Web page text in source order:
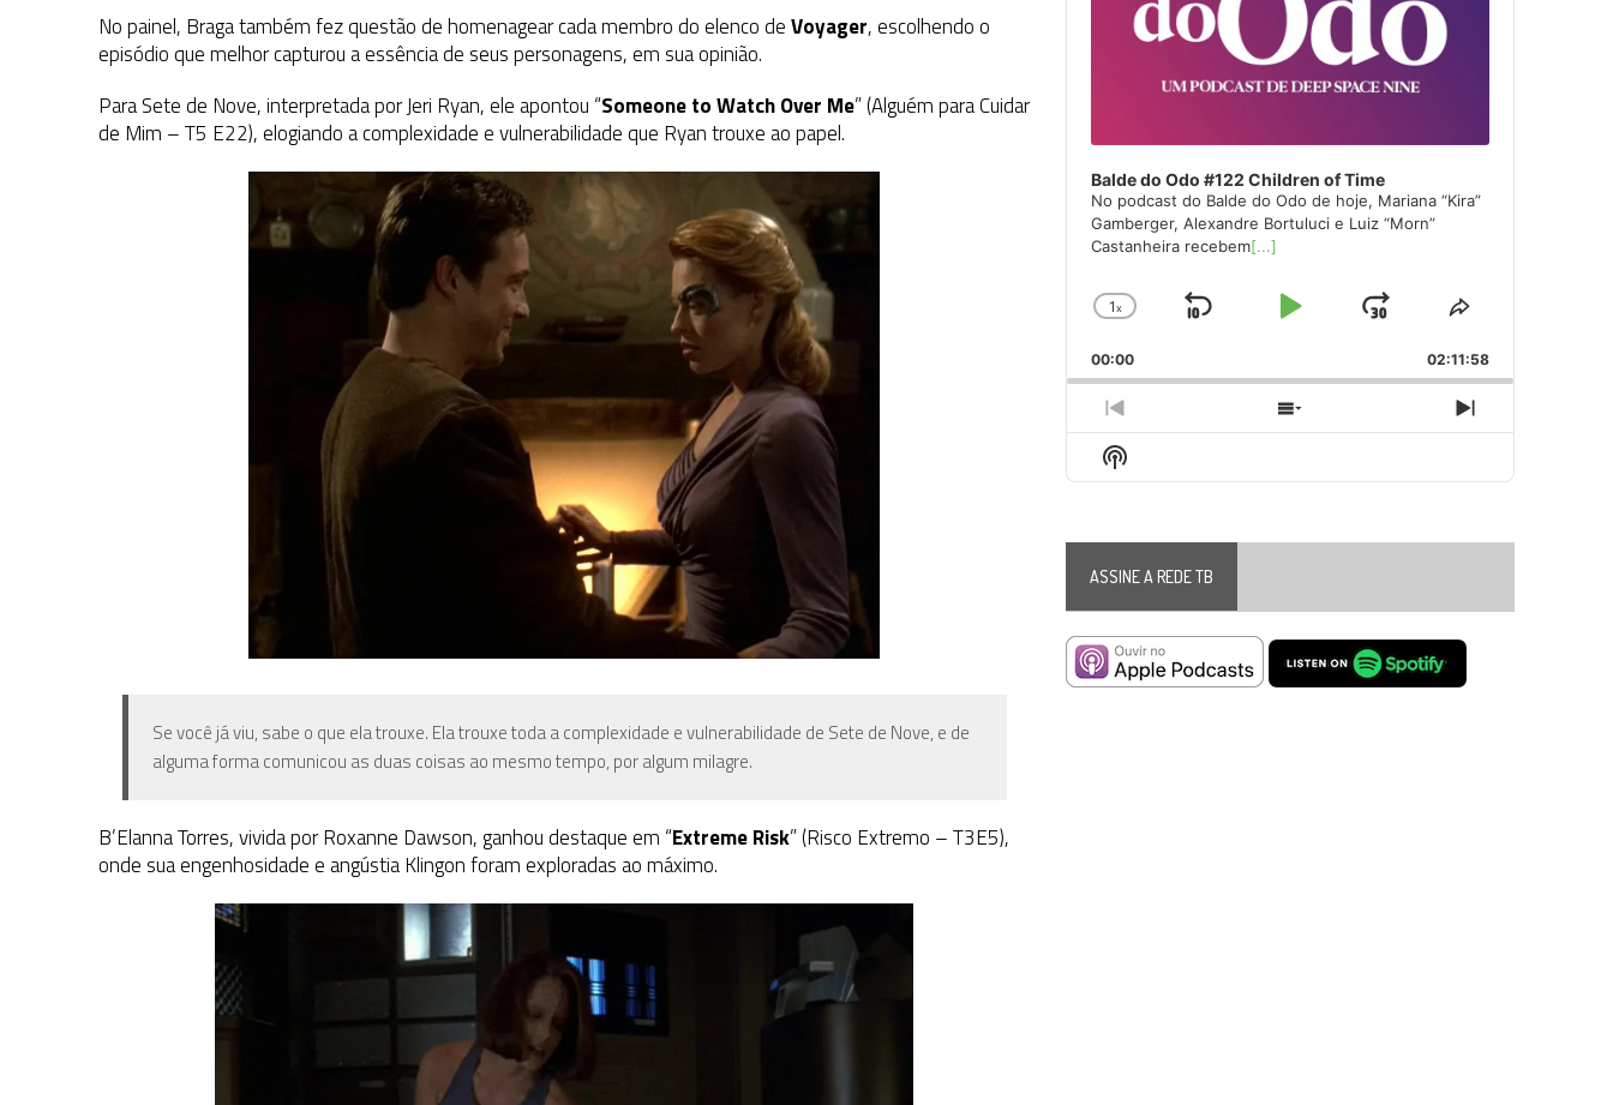
No painel, Braga também fez questão de homenagear cada membro do elenco deVoyager, escolhendo o
episódio que melhor capturou a essência de seus personagens, em sua opinião.
Para Sete de Nove, interpretada por Jeri Ryan, ele apontou “Someone to Watch Over Me” (Alguém para Cuidar
de Mim – T5 E22), elogiando a complexidade e vulnerabilidade que Ryan trouxe ao papel.
Se você já viu, sabe o que ela trouxe. Ela trouxe toda a complexidade e vulnerabilidade de Sete de Nove, e de
alguma forma comunicou as duas coisas ao mesmo tempo, por algum milagre.
B’Elanna Torres, vivida por Roxanne Dawson, ganhou destaque em “Extreme Risk” (Risco Extremo – T3E5),
onde sua engenhosidade e angústia Klingon foram exploradas ao máximo.
Balde do Odo #122 Children of Time
No podcast do Balde do Odo de hoje, Mariana “Kira”
Gamberger, Alexandre Bortuluci e Luiz “Morn”
Castanheira recebem[...]
Change
Rate
1x
Skip
Play
Jump
Forward
Share
Episode
00:00 02:11:58
Previous
Episode
Show
Episodes
Next
Episode
Show
Podcast
ASSINE A REDE TB